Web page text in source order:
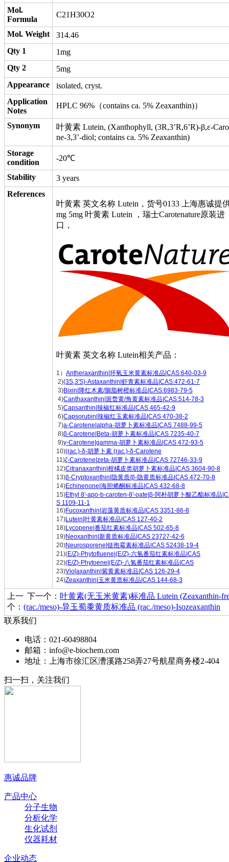
Mol.
Formula
C21H30O2
Mol. Weight
314.46
Qty 1
1mg
Qty 2
5mg
Appearance
isolated, cryst.
Application
Notes
HPLC 96%（contains ca. 5% Zeaxanthin)）
Synonym
叶黄素 Lutein, (Xanthophyll,
ne‐3,3’‐diol; contains ca. 5% Zeaxanthin)
Storage
condition
-20℃
Stability
3 years
References
叶黄素 英文名称 Lutein，货号0133 上海惠诚提
mg 5mg 叶黄素 Lutein ，瑞士Carotenature原装进
口，
叶黄素 英文名称 Lutein相关产品：
1） Antheraxanthin|环氧玉米黄素标准品|CAS:640-03-9
2)(3S,3'S)-Astaxanthin|虾青素标准品|CAS:472-61-7
3)Bixin|降红木素/胭脂树橙标准品|CAS:6983-79-5
4)Canthaxanthin|斑蝥黄/角黄素标准品|CAS:514-78-3
5)Capsanthin|辣椒红标准品|CAS 465-42-9
6)Capsorubin|辣椒红玉素标准品|CAS 470-38-2
7)a-Carotene|alpha-胡萝卜素标准品|CAS 7488-99-5
8)β-Carotene|Beta-胡萝卜素标准品|CAS 7235-40-7
9)γ-Carotene|gamma-胡萝卜素标准品|CAS 472-93-5
10)(rac.)‐δ-胡萝卜素 (rac.)‐δ‐Carotene
11)ζ-Carotene|zeta-胡萝卜素标准品|CAS 72746-33-9
12)Citranaxanthin|柑橘皮类胡萝卜素标准品|CAS 3604-90-8
13)β-Cryptoxanthin|隐黄质/β-隐黄质标准品|CAS 472-70-8
14)Echinenone|海胆烯酮标准品|CAS 432-68-8
15)Ethyl 8'-apo-b-caroten-8'-oate|β-阿朴胡萝卜酸乙酯标准品
S 1109-11-1
16)Fucoxanthin|岩藻黄质标准品|CAS 3351-86-8
17)Lutein|叶黄素标准品|CAS 127-40-2
18)Lycopene|番茄红素标准品|CAS 502-65-8
19)Neoxanthin|新黄质标准品|CAS 23727-42-6
20)Neurosporene|链孢霉素标准品|CAS 52438-19-4
21)(E/Z)-Phytofluene|(E/Z)-六氢番茄红素标准品|CAS
22)(E/Z)-Phytoene|(E/Z)-八氢番茄红素标准品|CAS
23)Violaxanthin|紫黄素标准品|CAS 126-29-4
24)Zeaxanthin|玉米黄质标准品|CAS 144-68-3
下一个： 叶黄素(无玉米黄素)标准品 Lutein
上一
个： (rac./meso)-异玉蜀黍黄质标准品 (rac./meso)‐Isozeaxanthin
联系我们
电话：021-60498804
邮箱：info@e-biochem.com
地址：上海市徐汇区漕溪路258弄27号航星商务楼2-404
扫一扫，关注我们
惠诚品牌
产品中心
分子生物
分析化学
生化试剂
仪器耗材
企业动态